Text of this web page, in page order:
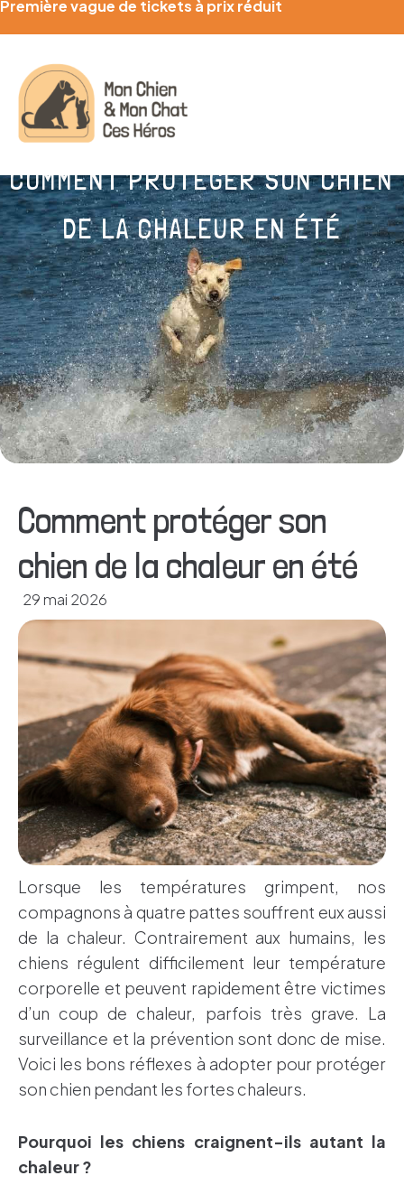
Première vague de tickets à prix réduit
COMMENT PROTÉGER SON CHIEN
DE LA CHALEUR EN ÉTÉ
Comment protéger son
chien de la chaleur en été
29 mai 2026
Lorsque les températures grimpent, nos
compagnons à quatre pattes souffrent eux aussi
de la chaleur. Contrairement aux humains, les
chiens régulent difficilement leur température
corporelle et peuvent rapidement être victimes
d’un coup de chaleur, parfois très grave. La
surveillance et la prévention sont donc de mise.
Voici les bons réflexes à adopter pour protéger
son chien pendant les fortes chaleurs.
Pourquoi les chiens craignent-ils autant la
chaleur ?